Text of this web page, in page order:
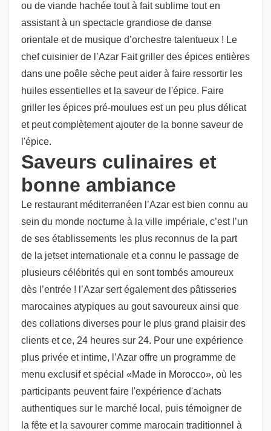
ou de viande hachée tout à fait sublime tout en
assistant à un spectacle grandiose de danse
orientale et de musique d’orchestre talentueux ! Le
chef cuisinier de l’Azar Fait griller des épices entières
dans une poêle sèche peut aider à faire ressortir les
huiles essentielles et la saveur de l'épice. Faire
griller les épices pré-moulues est un peu plus délicat
et peut complètement ajouter de la bonne saveur de
l'épice.
Saveurs culinaires et
bonne ambiance
Le restaurant méditerranéen l’Azar est bien connu au
sein du monde nocturne à la ville impériale, c’est l’un
de ses établissements les plus reconnus de la part
de la jetset internationale et a connu le passage de
plusieurs célébrités qui en sont tombés amoureux
dès l’entrée ! l’Azar sert également des pâtisseries
marocaines atypiques au gout savoureux ainsi que
des collations diverses pour le plus grand plaisir des
clients et ce, 24 heures sur 24. Pour une expérience
plus privée et intime, l’Azar offre un programme de
menu exclusif et spécial «Made in Morocco», où les
participants peuvent faire l'expérience d'achats
authentiques sur le marché local, puis témoigner de
la fête et la savourer comme marocain traditionnel à